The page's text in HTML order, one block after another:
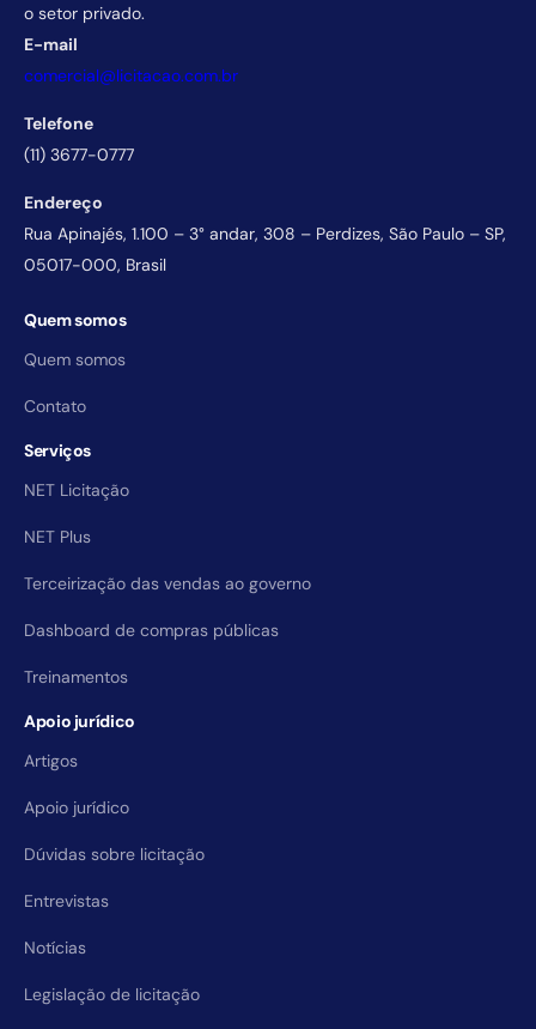
o setor privado.
E-mail
comercial@licitacao.com.br
Telefone
(11) 3677-0777
Endereço
Rua Apinajés, 1.100 – 3° andar, 308 – Perdizes, São Paulo – SP,
05017-000, Brasil
Quem somos
Quem somos
Contato
Serviços
NET Licitação
NET Plus
Terceirização das vendas ao governo
Dashboard de compras públicas
Treinamentos
Apoio jurídico
Artigos
Apoio jurídico
Dúvidas sobre licitação
Entrevistas
Notícias
Legislação de licitação